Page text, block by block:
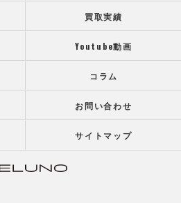
買取実績
Youtube動画
コラム
お問い合わせ
サイトマップ